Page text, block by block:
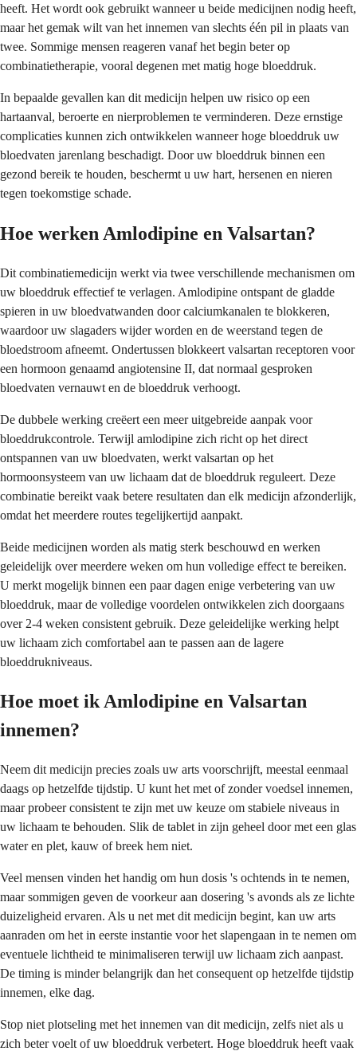
heeft. Het wordt ook gebruikt wanneer u beide medicijnen nodig heeft,
maar het gemak wilt van het innemen van slechts één pil in plaats van
twee. Sommige mensen reageren vanaf het begin beter op
combinatietherapie, vooral degenen met matig hoge bloeddruk.
In bepaalde gevallen kan dit medicijn helpen uw risico op een
hartaanval, beroerte en nierproblemen te verminderen. Deze ernstige
complicaties kunnen zich ontwikkelen wanneer hoge bloeddruk uw
bloedvaten jarenlang beschadigt. Door uw bloeddruk binnen een
gezond bereik te houden, beschermt u uw hart, hersenen en nieren
tegen toekomstige schade.
Hoe werken Amlodipine en Valsartan?
Dit combinatiemedicijn werkt via twee verschillende mechanismen om
uw bloeddruk effectief te verlagen. Amlodipine ontspant de gladde
spieren in uw bloedvatwanden door calciumkanalen te blokkeren,
waardoor uw slagaders wijder worden en de weerstand tegen de
bloedstroom afneemt. Ondertussen blokkeert valsartan receptoren voor
een hormoon genaamd angiotensine II, dat normaal gesproken
bloedvaten vernauwt en de bloeddruk verhoogt.
De dubbele werking creëert een meer uitgebreide aanpak voor
bloeddrukcontrole. Terwijl amlodipine zich richt op het direct
ontspannen van uw bloedvaten, werkt valsartan op het
hormoonsysteem van uw lichaam dat de bloeddruk reguleert. Deze
combinatie bereikt vaak betere resultaten dan elk medicijn afzonderlijk,
omdat het meerdere routes tegelijkertijd aanpakt.
Beide medicijnen worden als matig sterk beschouwd en werken
geleidelijk over meerdere weken om hun volledige effect te bereiken.
U merkt mogelijk binnen een paar dagen enige verbetering van uw
bloeddruk, maar de volledige voordelen ontwikkelen zich doorgaans
over 2-4 weken consistent gebruik. Deze geleidelijke werking helpt
uw lichaam zich comfortabel aan te passen aan de lagere
bloeddrukniveaus.
Hoe moet ik Amlodipine en Valsartan
innemen?
Neem dit medicijn precies zoals uw arts voorschrijft, meestal eenmaal
daags op hetzelfde tijdstip. U kunt het met of zonder voedsel innemen,
maar probeer consistent te zijn met uw keuze om stabiele niveaus in
uw lichaam te behouden. Slik de tablet in zijn geheel door met een glas
water en plet, kauw of breek hem niet.
Veel mensen vinden het handig om hun dosis 's ochtends in te nemen,
maar sommigen geven de voorkeur aan dosering 's avonds als ze lichte
duizeligheid ervaren. Als u net met dit medicijn begint, kan uw arts
aanraden om het in eerste instantie voor het slapengaan in te nemen om
eventuele lichtheid te minimaliseren terwijl uw lichaam zich aanpast.
De timing is minder belangrijk dan het consequent op hetzelfde tijdstip
innemen, elke dag.
Stop niet plotseling met het innemen van dit medicijn, zelfs niet als u
zich beter voelt of uw bloeddruk verbetert. Hoge bloeddruk heeft vaak